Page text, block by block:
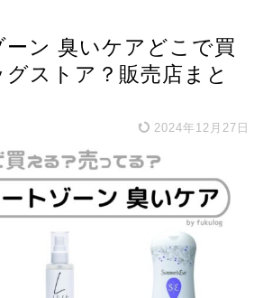
ン 臭いケアどこで買
ストア？販売店まと
2024年12月27日